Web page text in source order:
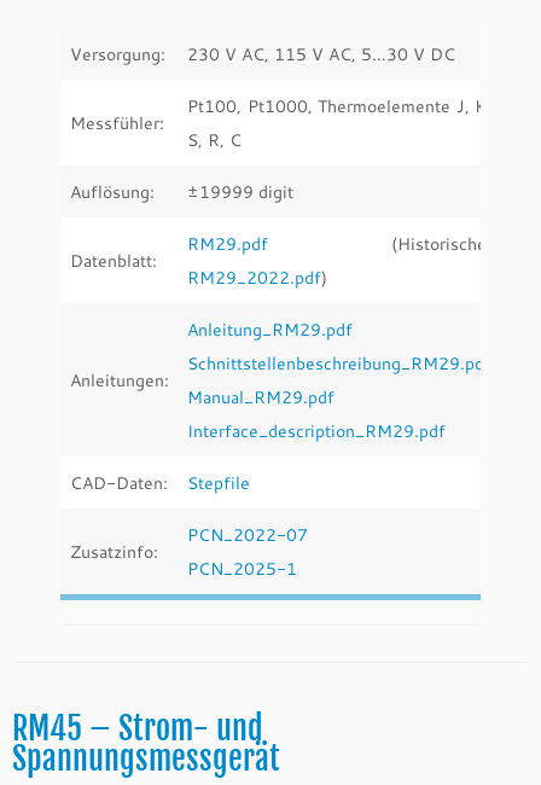
Versorgung: 230 V AC, 115 V AC, 5…30 V DC
Messfühler:
Pt100, Pt1000, Thermoelemente J, K,
S, R, C
Auflösung: ±19999 digit
Datenblatt:
RM29.pdf (Historische:
RM29_2022.pdf)
Anleitungen:
Anleitung_RM29.pdf
Schnittstellenbeschreibung_RM29.pdf
Manual_RM29.pdf
Interface_description_RM29.pdf
CAD-Daten: Stepfile
Zusatzinfo:
PCN_2022-07
PCN_2025-1
RM45 – Strom- und
Spannungsmessgerät